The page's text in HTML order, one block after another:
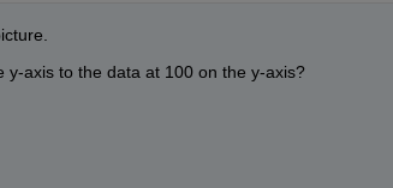
axis to the data at 100 on the y-axis?